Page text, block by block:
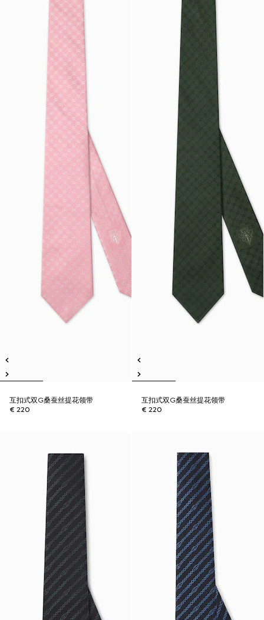
互扣式双G桑蚕丝提花领带
€ 220
互扣式双G桑蚕丝提花领带
€ 220